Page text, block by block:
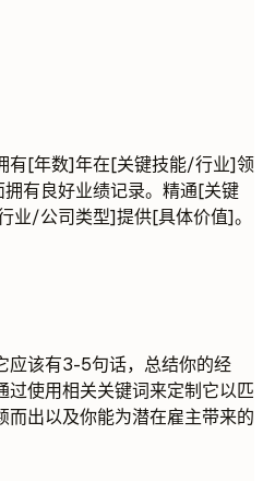
有[年数]年在[关键技能/行业]领
有良好业绩记录。精通[关键
业/公司类型]提供[具体价值]。
应该有3-5句话，总结你的经
过使用相关关键词来定制它以匹
而出以及你能为潜在雇主带来的